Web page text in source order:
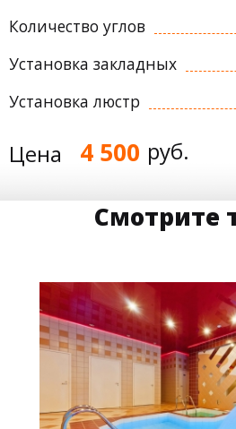
Количество углов
Установка закладных
Установка люстр
Цена 4 500 руб.
Смотрите